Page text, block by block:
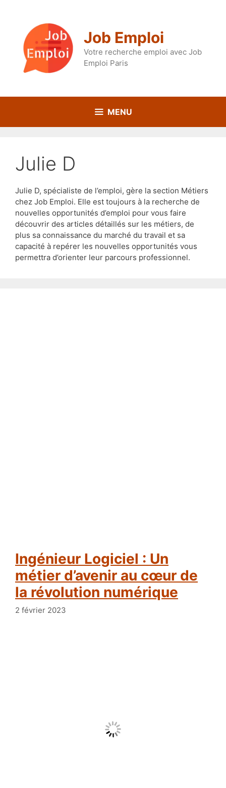
Job Emploi
Votre recherche emploi avec Job
Emploi Paris
MENU
Julie D
Julie D, spécialiste de l’emploi, gère la section Métiers
chez Job Emploi. Elle est toujours à la recherche de
nouvelles opportunités d’emploi pour vous faire
découvrir des articles détaillés sur les métiers, de
plus sa connaissance du marché du travail et sa
capacité à repérer les nouvelles opportunités vous
permettra d’orienter leur parcours professionnel.
Ingénieur Logiciel : Un
métier d’avenir au cœur de
la révolution numérique
2 février 2023